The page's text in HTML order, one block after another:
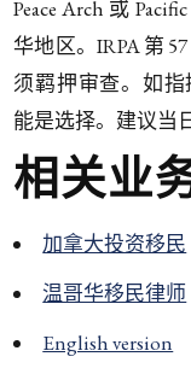
Peace Arch 或
华地区。IRPA 第
须羁押审查。如
能是选择。建议当
相关业
加拿大投资移民
温哥华移民律师
English version